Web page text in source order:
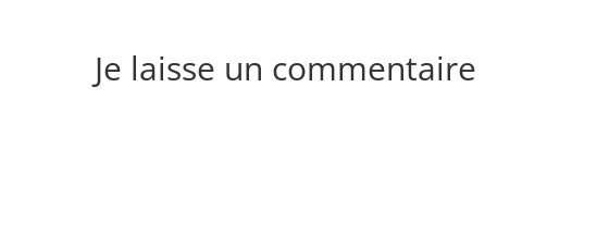
Je laisse un commentaire